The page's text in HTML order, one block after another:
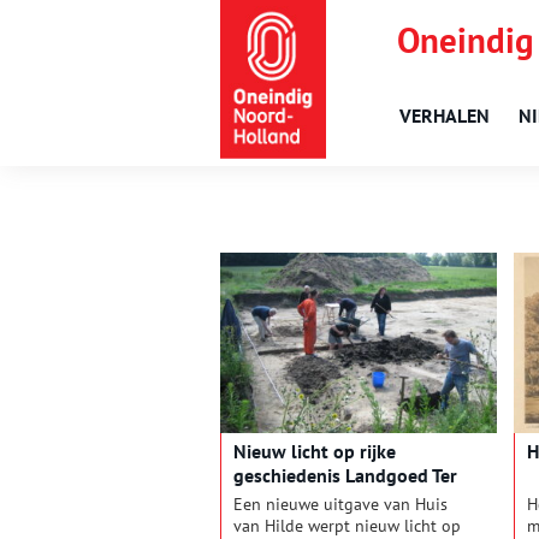
VERHALEN
Nieuw licht op rijke
geschiedenis Landgoed Ter
Coulster
Een nieuwe uitgave van Huis
van Hilde werpt nieuw licht op